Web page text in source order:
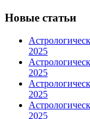
Новые статьи
2025
2025
2025
2025